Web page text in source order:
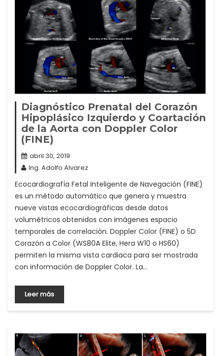
Diagnóstico Prenatal del Corazón
Hipoplásico Izquierdo y Coartación
de la Aorta con Doppler Color
(FINE)
abril 30, 2019
Ing. Adolfo Alvarez
Ecocardiografía Fetal Inteligente de Navegación (FINE)
es un método automático que genera y muestra
nueve vistas ecocardiográficas desde datos
volumétricos obtenidos con imágenes espacio
temporales de correlación. Doppler Color (FINE) o 5D
Corazón a Color (WS80A Elite, Hera W10 o HS60)
permiten la misma vista cardiaca para ser mostrada
con información de Doppler Color. La…
Leer más